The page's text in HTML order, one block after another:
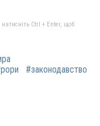
Ctrl + Enter, щоб
#законодавство